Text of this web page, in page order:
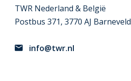
TWR Nederland & België
Postbus 371, 3770 AJ Barneveld
info@twr.nl